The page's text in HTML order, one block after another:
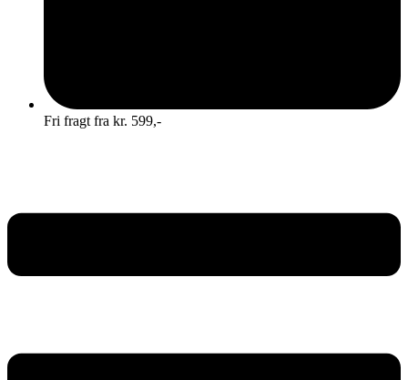
Fri fragt fra kr. 599,-